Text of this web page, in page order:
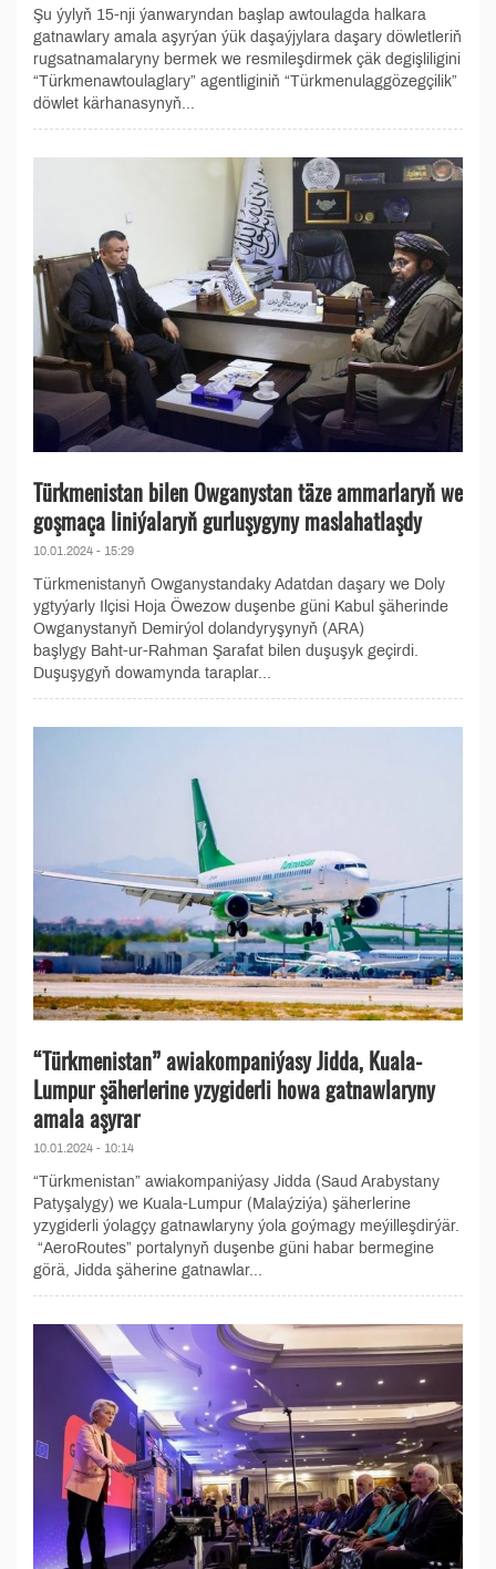
Şu ýylyň 15-nji ýanwaryndan başlap awtoulagda halkara
gatnawlary amala aşyrýan ýük daşaýjylara daşary döwletleriň
rugsatnamalaryny bermek we resmileşdirmek çäk degişliligini
“Türkmenawtoulaglary” agentliginiň “Türkmenulaggözegçilik”
döwlet kärhanasynyň...
Türkmenistan bilen Owganystan täze ammarlaryň we
goşmaça liniýalaryň gurluşygyny maslahatlaşdy
10.01.2024 - 15:29
Türkmenistanyň Owganystandaky Adatdan daşary we Doly
ygtyýarly Ilçisi Hoja Öwezow duşenbe güni Kabul şäherinde
Owganystanyň Demirýol dolandyryşynyň (ARA)
başlygy Baht-ur-Rahman Şarafat bilen duşuşyk geçirdi.
Duşuşygyň dowamynda taraplar...
“Türkmenistan” awiakompaniýasy Jidda, Kuala-
Lumpur şäherlerine yzygiderli howa gatnawlaryny
amala aşyrar
10.01.2024 - 10:14
“Türkmenistan” awiakompaniýasy Jidda (Saud Arabystany
Patyşalygy) we Kuala-Lumpur (Malaýziýa) şäherlerine
yzygiderli ýolagçy gatnawlaryny ýola goýmagy meýilleşdirýär.
“AeroRoutes” portalynyň duşenbe güni habar bermegine
görä, Jidda şäherine gatnawlar...